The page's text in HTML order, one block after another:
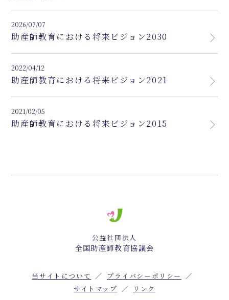
2026/07/07
助産師教育における将来ビジョン2030
2022/04/12
助産師教育における将来ビジョン2021
2021/02/05
助産師教育における将来ビジョン2015
公益社団法人
全国助産師教育協議会
当サイトについて
プライバシーポリシー
サイトマップ
リンク